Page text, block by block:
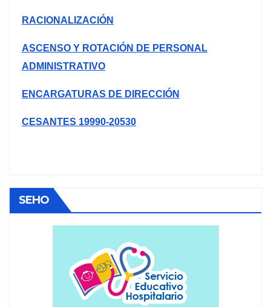
RACIONALIZACIÓN
ASCENSO Y ROTACIÓN DE PERSONAL
ADMINISTRATIVO
ENCARGATURAS DE DIRECCIÓN
CESANTES 19990-20530
SEHO